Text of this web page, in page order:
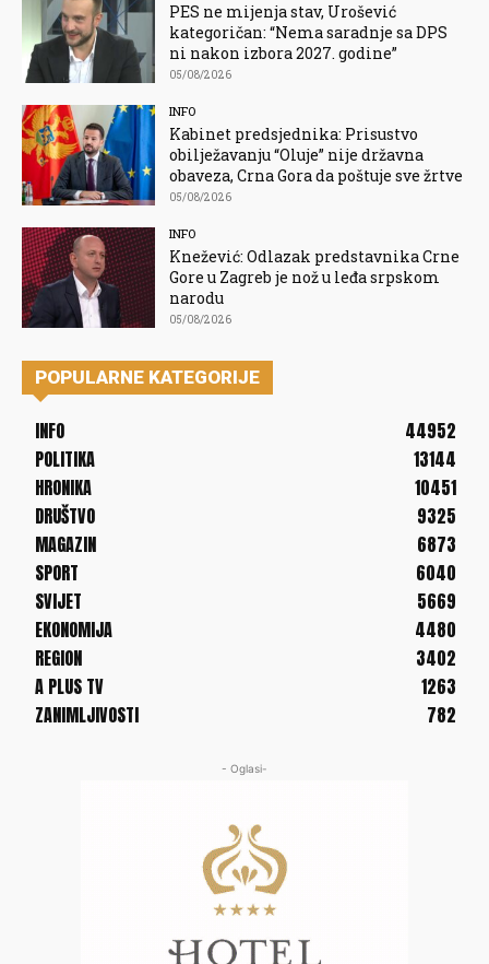
PES ne mijenja stav, Urošević
kategoričan: “Nema saradnje sa DPS
ni nakon izbora 2027. godine”
05/08/2026
INFO
Kabinet predsjednika: Prisustvo
obilježavanju “Oluje” nije državna
obaveza, Crna Gora da poštuje sve žrtve
05/08/2026
INFO
Knežević: Odlazak predstavnika Crne
Gore u Zagreb je nož u leđa srpskom
narodu
05/08/2026
POPULARNE KATEGORIJE
INFO
44952
POLITIKA
13144
HRONIKA
10451
DRUŠTVO
9325
MAGAZIN
6873
SPORT
6040
SVIJET
5669
EKONOMIJA
4480
REGION
3402
A PLUS TV
1263
ZANIMLJIVOSTI
782
- Oglasi-